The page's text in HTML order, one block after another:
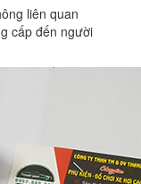
liên quan
cấp đến người